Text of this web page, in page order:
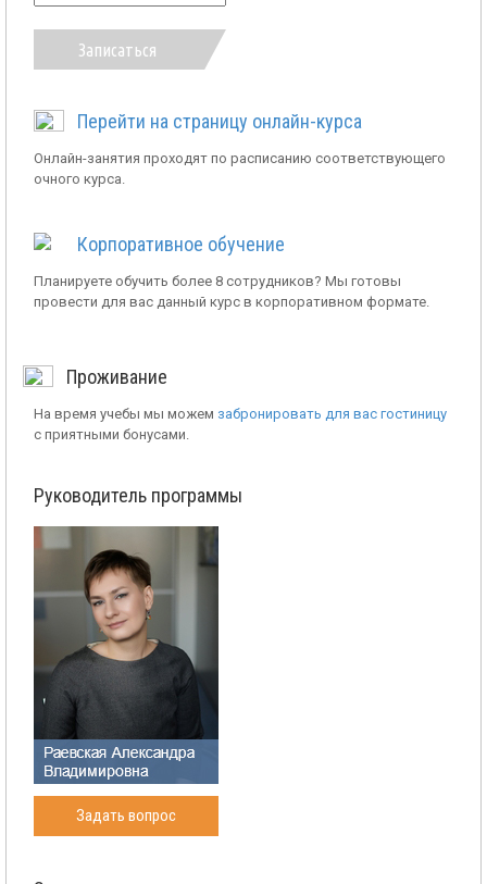
Записаться
Перейти на страницу онлайн-курса
Онлайн-занятия проходят по расписанию соответствующего
очного курса.
Корпоративное обучение
Планируете обучить более 8 сотрудников? Мы готовы
провести для вас данный курс в корпоративном формате.
Проживание
На время учебы мы можем забронировать для вас гостиницу
с приятными бонусами.
Руководитель программы
Задать вопрос